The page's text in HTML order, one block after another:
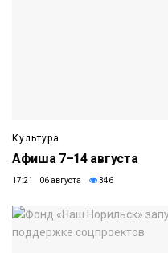
Культура
Афиша 7–14 августа
17:21 06 августа 346